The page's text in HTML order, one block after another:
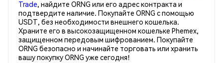
Trade, найдите ORNG или его адрес контракта и
подтвердите наличие. Покупайте ORNG с помощью
USDT, без необходимости внешнего кошелька.
Храните его в высокозащищенном кошельке Phemex,
защищенном передовым шифрованием. Покупайте
ORNG безопасно и начинайте торговать или хранить
вашу покупку ORNG уже сегодня!